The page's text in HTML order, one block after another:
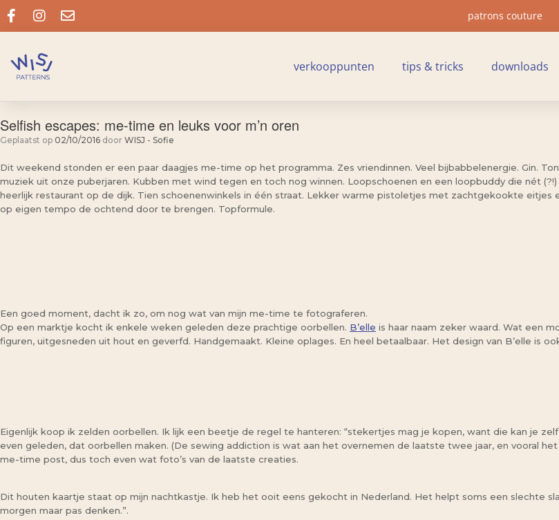
patrons couture
verkooppunten tips & tricks downloads
Selfish escapes: me-time en leuks voor m’n oren
Geplaatst op 02/10/2016 door WISJ - Sofie
Dit weekend stonden er een paar daagjes me-time op het programma. Zes vriendinnen. Veel bijbabbelenergie. Gin.
muziek uit onze puberjaren. Kubben met wind tegen en toch nog winnen. Loopschoenen en een loopbuddy die nét
heerlijk restaurant op de dijk. Tien schoenenwinkels in één straat. Lekker warme pistoletjes met zachtgekookte eitjes
op eigen tempo de ochtend door te brengen. Topformule.
Een goed moment, dacht ik zo, om nog wat van mijn me-time te fotograferen.
Op een marktje kocht ik enkele weken geleden deze prachtige oorbellen. B’elle is haar naam zeker waard. Wat een
figuren, uitgesneden uit hout en geverfd. Handgemaakt. Kleine oplages. En heel betaalbaar. Het design van B’elle is
Eigenlijk koop ik zelden oorbellen. Ik lijk een beetje de regel te hanteren: “stekertjes mag je kopen, want die kan je
even geleden, dat oorbellen maken. (De sewing addiction is wat aan het overnemen de laatste twee jaar, en vooral
me-time post, dus toch even wat foto’s van de laatste creaties.
Dit houten kaartje staat op mijn nachtkastje. Ik heb het ooit eens gekocht in Nederland. Het helpt soms een slechte
morgen maar pas denken.”.